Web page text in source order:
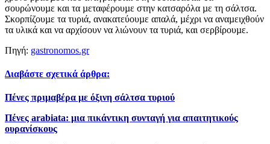
σουρώνουµε και τα µεταφέρουµε στην κατσαρόλα µε τη σάλτσα.
Σκορπίζουµε τα τυριά, ανακατεύουµε απαλά, µέχρι να αναµειχθούν
τα υλικά και να αρχίσουν να λιώνουν τα τυριά, και σερβίρουµε.
Πηγή: gastronomos.gr
Διαβάστε σχετικά άρθρα:
Πένες πριμαβέρα με όξινη σάλτσα τυριού
Πένες arabiata: μια πικάντικη συνταγή για απαιτητικούς
ουρανίσκους